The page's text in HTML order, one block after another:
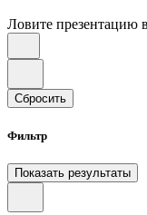
Ловите презентацию
Сбросить
Фильтр
Показать результаты